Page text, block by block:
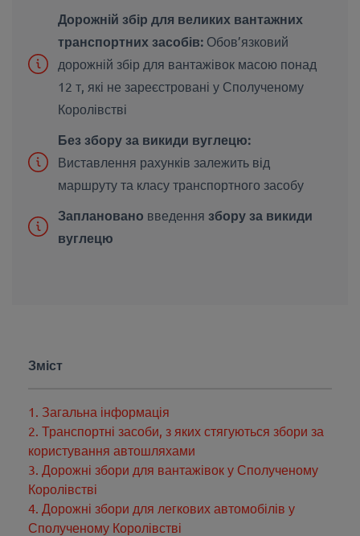
Дорожній збір для великих вантажних
транспортних засобів: Обов’язковий
дорожній збір для вантажівок масою понад
12 т, які не зареєстровані у Сполученому
Королівстві
Без збору за викиди вуглецю:
Виставлення рахунків залежить від
маршруту та класу транспортного засобу
Заплановано введення збору за викиди
вуглецю
Зміст
1. Загальна інформація
2. Транспортні засоби, з яких стягуються збори за
користування автошляхами
3. Дорожні збори для вантажівок у Сполученому
Королівстві
4. Дорожні збори для легкових автомобілів у
Сполученому Королівстві